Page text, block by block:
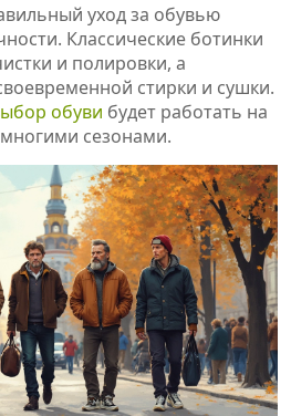
уход за обувью
Классические ботинки
и полировки, а
стирки и сушки.
обуви будет работать на
сезонами.